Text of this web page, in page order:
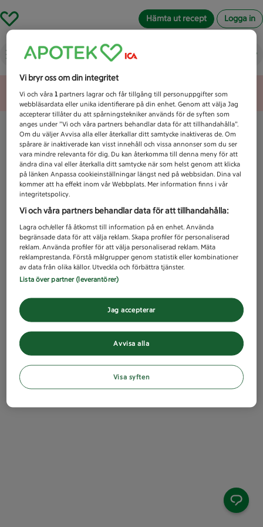
Hämta ut recept Logga in
Vad letar du efter idag?
Unknown error
Vi bryr oss om din integritet
Vi och våra1 partners lagrar och får tillgång till personuppgifter som
webbläsardata eller unika identifierare på din enhet. Genom att välja Jag
accepterar tillåter du att spårningstekniker används för de syften som
anges under ”Vi och våra partners behandlar data för att tillhandahålla”.
Om du väljer Avvisa alla eller återkallar ditt samtycke inaktiveras de. Om
spårare är inaktiverade kan visst innehåll och vissa annonser som du ser
vara mindre relevanta för dig. Du kan återkomma till denna meny för att
ändra dina val eller återkalla ditt samtycke när som helst genom att klicka
på länken Anpassa cookieinställningar längst ned på webbsidan. Dina val
kommer att ha effekt inom vår Webbplats. Mer information finns i vår
integritetspolicy.
Vi och våra partners behandlar data för att tillhandahålla:
Lagra och/eller få åtkomst till information på en enhet. Använda
begränsade data för att välja reklam. Skapa profiler för personaliserad
reklam. Använda profiler för att välja personaliserad reklam. Mäta
reklamprestanda. Förstå målgrupper genom statistik eller kombinationer
av data från olika källor. Utveckla och förbättra tjänster.
Lista över partner (leverantörer)
Avvisa alla
Jag accepterar
Visa syften